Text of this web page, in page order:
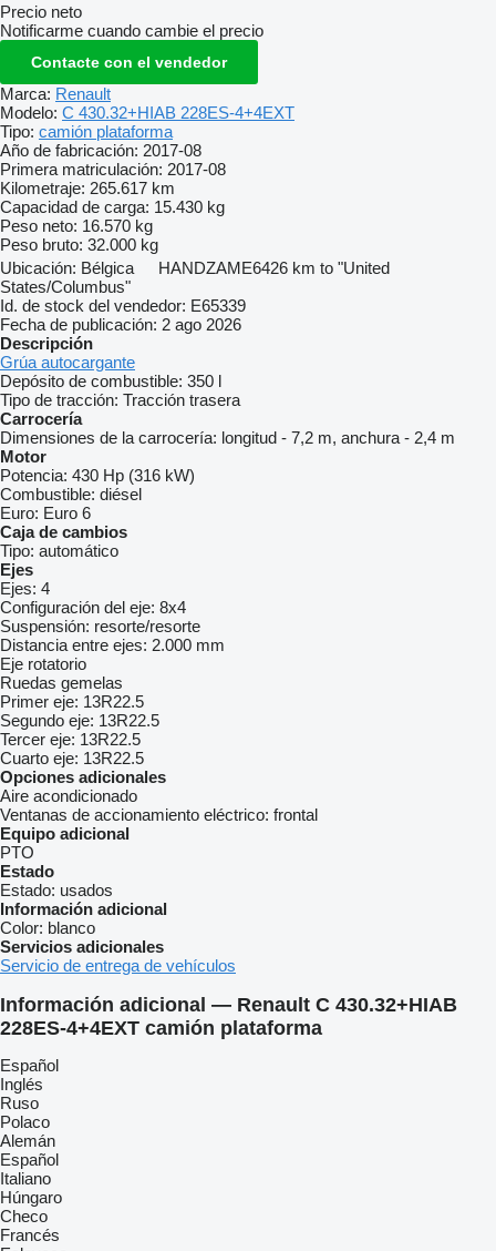
Precio neto
Notificarme cuando cambie el precio
Contacte con el vendedor
Marca: Renault
Modelo: C 430.32+HIAB 228ES-4+4EXT
Tipo: camión plataforma
Año de fabricación: 2017-08
Primera matriculación: 2017-08
Kilometraje: 265.617 km
Capacidad de carga: 15.430 kg
Peso neto: 16.570 kg
Peso bruto: 32.000 kg
Ubicación: Bélgica HANDZAME6426 km to "United
States/Columbus"
Id. de stock del vendedor: E65339
Fecha de publicación: 2 ago 2026
Descripción
Grúa autocargante
Depósito de combustible: 350 l
Tipo de tracción: Tracción trasera
Carrocería
Dimensiones de la carrocería: longitud - 7,2 m, anchura - 2,4 m
Motor
Potencia: 430 Hp (316 kW)
Combustible: diésel
Euro: Euro 6
Caja de cambios
Tipo: automático
Ejes
Ejes: 4
Configuración del eje: 8x4
Suspensión: resorte/resorte
Distancia entre ejes: 2.000 mm
Eje rotatorio
Ruedas gemelas
Primer eje: 13R22.5
Segundo eje: 13R22.5
Tercer eje: 13R22.5
Cuarto eje: 13R22.5
Opciones adicionales
Aire acondicionado
Ventanas de accionamiento eléctrico: frontal
Equipo adicional
PTO
Estado
Estado: usados
Información adicional
Color: blanco
Servicios adicionales
Servicio de entrega de vehículos
Información adicional — Renault C 430.32+HIAB
228ES-4+4EXT camión plataforma
Español
Inglés
Ruso
Polaco
Alemán
Español
Italiano
Húngaro
Checo
Francés